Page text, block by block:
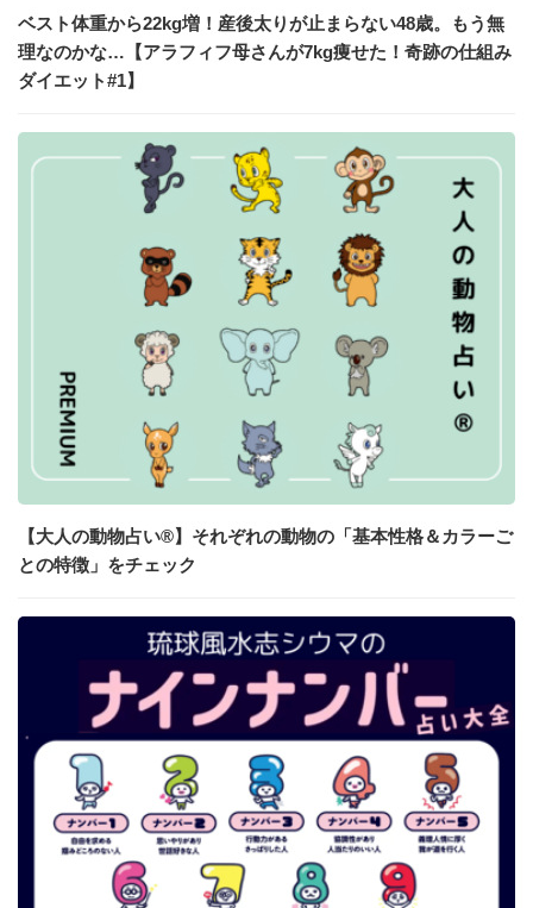
ベスト体重から22kg増！産後太りが止まらない48歳。もう無
理なのかな…【アラフィフ母さんが7kg痩せた！奇跡の仕組み
ダイエット#1】
【大人の動物占い®】それぞれの動物の「基本性格＆カラーご
との特徴」をチェック